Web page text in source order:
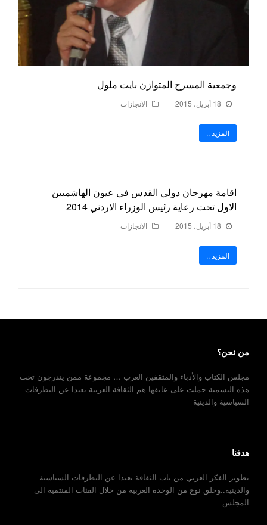
وجمعية المسرح المتوازن بايت ملول
18 أبريل، 2015 الانجازات
المزيد ..
اقامة مهرجان دولي القدس في عيون الهاشميين
الاول تحت رعاية رئيس الوزراء الاردني 2014
18 أبريل، 2015 الانجازات
المزيد ..
من نحن؟
مجلس الكتاب والأدباء والمثقفين العرب … مجموعة ممن يندرجون تحت
هذه التسمية حملت على عاتقها هم الثقافة العربية بعيدا عن التطرفات
السياسية والدينية
هدفنا
تطوير الفكر العربي من باب الثقافة بعيدا عن التطرفات السياسية
والدينية..وخلق نوع من الوحدة العربية من خلال الفئات المنتمية الى
المجلس